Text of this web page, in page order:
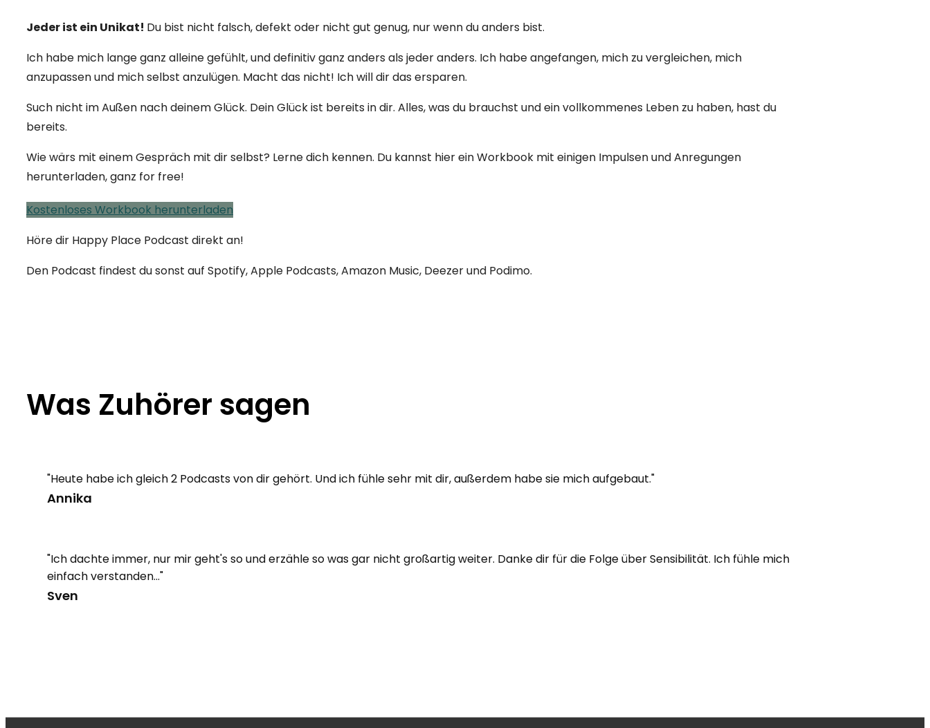
Jeder ist ein Unikat! Du bist nicht falsch, defekt oder nicht gut genug, nur wenn du anders bist.
Ich habe mich lange ganz alleine gefühlt, und definitiv ganz anders als jeder anders. Ich habeangefangen, mich zu vergleichen, mich
anzupassenund mich selbst anzulügen. Macht das nicht! Ich will dir das ersparen.
Such nicht im Außen nach deinem Glück. Dein Glück ist bereits in dir. Alles, was du brauchst und ein vollkommenes Leben zu haben, hast du
bereits.
Wie wärs mit einem Gespräch mit dir selbst? Lerne dich kennen. Du kannst hier ein Workbook mit einigen Impulsen und Anregungen
herunterladen, ganz for free!
Kostenloses Workbook herunterladen
Höre dir Happy Place Podcast direkt an!
Den Podcast findest du sonst auf Spotify, Apple Podcasts, Amazon Music, Deezer und Podimo.
Was Zuhörer sagen
"Heute habe ich gleich 2 Podcasts von dir gehört. Und ich fühle sehr mit dir, außerdem habe sie mich aufgebaut."
Annika
"Ich dachte immer, nur mir geht's so und erzähle so was gar nicht großartig weiter. Danke dir für die Folge über Sensibilität. Ich fühle mich
einfach verstanden..."
Sven